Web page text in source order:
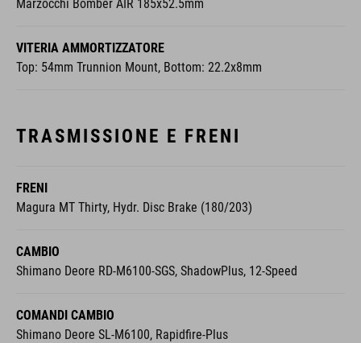
Marzocchi Bomber AIR 185x52.5mm
VITERIA AMMORTIZZATORE
Top: 54mm Trunnion Mount, Bottom: 22.2x8mm
TRASMISSIONE E FRENI
FRENI
Magura MT Thirty, Hydr. Disc Brake (180/203)
CAMBIO
Shimano Deore RD-M6100-SGS, ShadowPlus, 12-Speed
COMANDI CAMBIO
Shimano Deore SL-M6100, Rapidfire-Plus